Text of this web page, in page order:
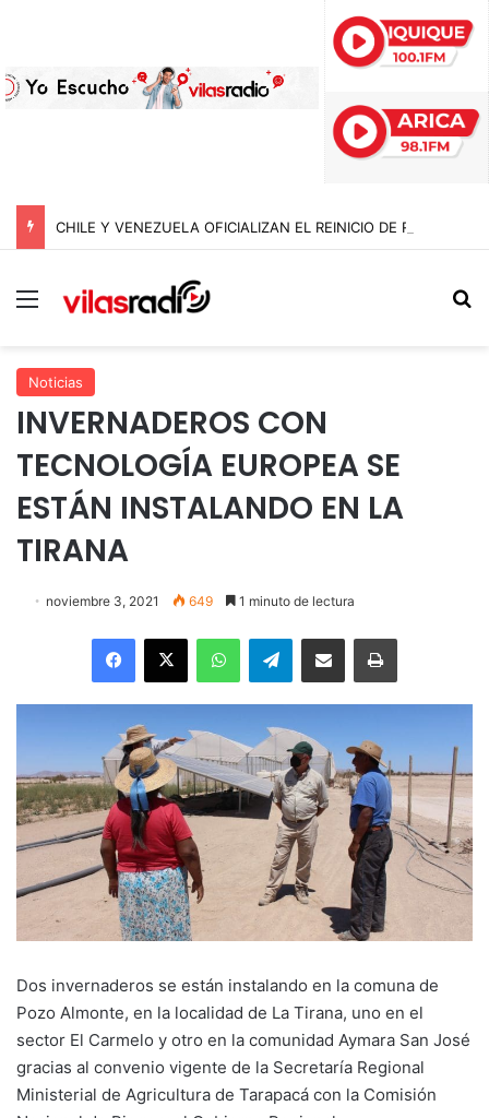
Menú
Noticias
INVERNADEROS CON
TECNOLOGÍA EUROPEA SE
ESTÁN INSTALANDO EN LA
TIRANA
noviembre 3, 2021 649 1 minuto de lectura
Facebook
X WhatsAppTelegramEnviar vía email Imprimir
Dos invernaderos se están instalando en la comuna de
Pozo Almonte, en la localidad de La Tirana, uno en el
sector El Carmelo y otro en la comunidad Aymara San José
gracias al convenio vigente de la Secretaría Regional
Ministerial de Agricultura de Tarapacá con la Comisión